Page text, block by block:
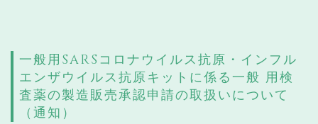
一般用SARSコロナウイルス抗原・インフル
エンザウイルス抗原キットに係る一般 用検
査薬の製造販売承認申請の取扱いについて
（通知）